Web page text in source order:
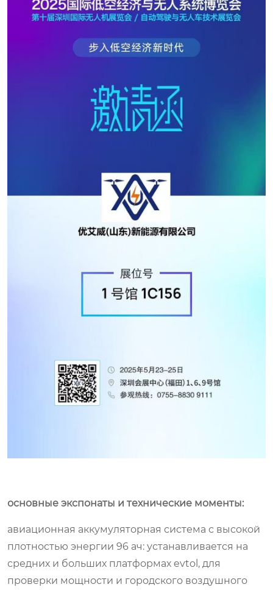
основные экспонаты и технические моменты:
авиационная аккумуляторная система с высокой
плотностью энергии 96 ач: устанавливается на
средних и больших платформах evtol, для
проверки мощности и городского воздушного